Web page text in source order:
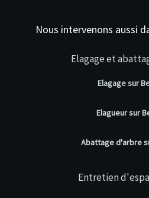
Nous intervenons aussi
Elagage et
Elagage sur
Elagueur sur
Abattage d'arbre
Entretien